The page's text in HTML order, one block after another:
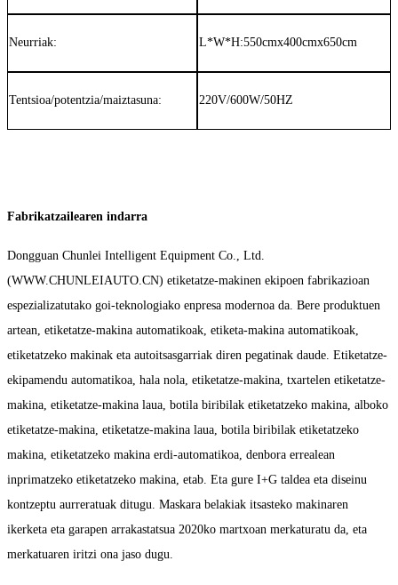
Neurriak: L*W*H:550cmx400cmx650cm
Tentsioa/potentzia/maiztasuna: 220V/600W/50HZ
Fabrikatzailearen indarra
Dongguan Chunlei Intelligent Equipment Co., Ltd.
(WWW.CHUNLEIAUTO.CN) etiketatze-makinen ekipoen fabrikazioan
espezializatutako goi-teknologiako enpresa modernoa da. Bere produktuen
artean, etiketatze-makina automatikoak, etiketa-makina automatikoak,
etiketatzeko makinak eta autoitsasgarriak diren pegatinak daude. Etiketatze-
ekipamendu automatikoa, hala nola, etiketatze-makina, txartelen etiketatze-
makina, etiketatze-makina laua, botila biribilak etiketatzeko makina, alboko
etiketatze-makina, etiketatze-makina laua, botila biribilak etiketatzeko
makina, etiketatzeko makina erdi-automatikoa, denbora errealean
inprimatzeko etiketatzeko makina, etab. Eta gure I+G taldea eta diseinu
kontzeptu aurreratuak ditugu. Maskara belakiak itsasteko makinaren
ikerketa eta garapen arrakastatsua 2020ko martxoan merkaturatu da, eta
merkatuaren iritzi ona jaso dugu.